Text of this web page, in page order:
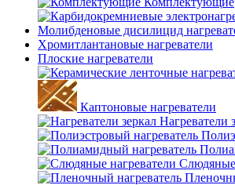
Молибденовые дисилицид
Хромитлантановые нагреватели
Плоские нагреватели
Каптоновые нагреватели
Нагреватели
Слюдяные